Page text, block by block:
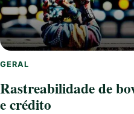
GERAL
Rastreabilidade de
e crédito